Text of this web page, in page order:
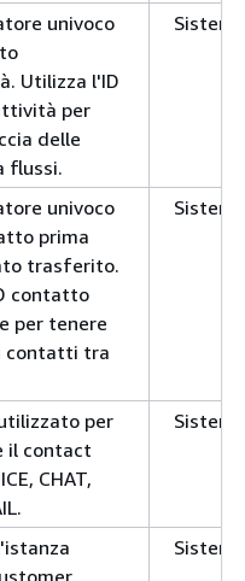
univoco
Utilizza l'ID
per
delle
flussi.
Sistema
univoco
prima
trasferito.
contatto
per tenere
contatti tra
Sistema
per
il contact
CHAT,
Sistema
Sistema